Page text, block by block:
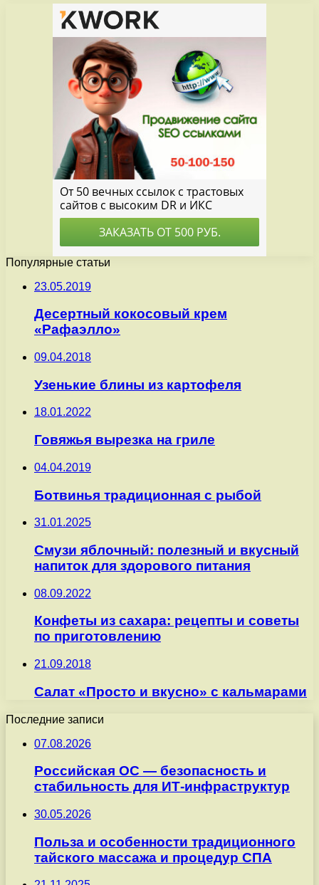
Популярные статьи
23.05.2019
Десертный кокосовый крем
«Рафаэлло»
09.04.2018
Узенькие блины из картофеля
18.01.2022
Говяжья вырезка на гриле
04.04.2019
Ботвинья традиционная с рыбой
31.01.2025
Смузи яблочный: полезный и вкусный
напиток для здорового питания
08.09.2022
Конфеты из сахара: рецепты и советы
по приготовлению
21.09.2018
Салат «Просто и вкусно» с кальмарами
Последние записи
07.08.2026
Российская ОС — безопасность и
стабильность для ИТ-инфраструктур
30.05.2026
Польза и особенности традиционного
тайского массажа и процедур СПА